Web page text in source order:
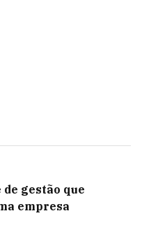
gestão que
empresa